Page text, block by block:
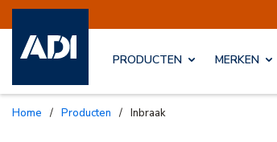
PRODUCTEN MERKEN
Home / Producten / Inbraak